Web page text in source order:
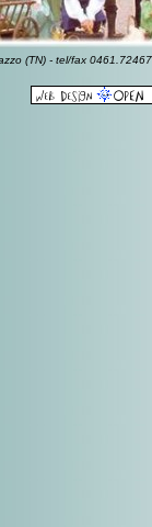
(TN) - tel/fax